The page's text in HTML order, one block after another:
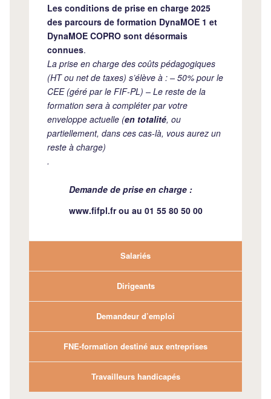
Les conditions de prise en charge 2025
des parcours de formation DynaMOE 1 et
DynaMOE COPRO sont désormais
connues.
La prise en charge des coûts pédagogiques
(HT ou net de taxes) s’élève à : – 50% pour le
CEE (géré par le FIF-PL) – Le reste de la
formation sera à compléter par votre
enveloppe actuelle (en totalité, ou
partiellement, dans ces cas-là, vous aurez un
reste à charge)
.
Demande de prise en charge :
www.fifpl.frou au 01 55 80 50 00
Salariés
Dirigeants
Demandeur d’emploi
FNE-formation destiné aux entreprises
Travailleurs handicapés